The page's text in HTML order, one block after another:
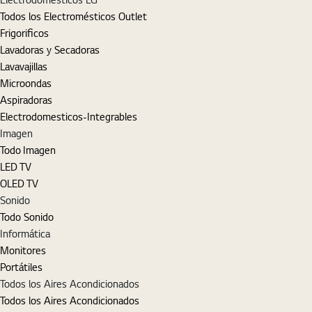
Todos los Electromésticos Outlet
Frigorificos
Lavadoras y Secadoras
Lavavajillas
Microondas
Aspiradoras
Electrodomesticos-Integrables
Imagen
Todo Imagen
LED TV
OLED TV
Sonido
Todo Sonido
Informática
Monitores
Portátiles
Todos los Aires Acondicionados
Todos los Aires Acondicionados